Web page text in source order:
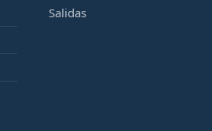
Salidas